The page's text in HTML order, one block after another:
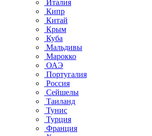
Италия
Кипр
Китай
Крым
Куба
Мальдивы
Марокко
ОАЭ
Португалия
Россия
Сейшелы
Таиланд
Тунис
Турция
Франция